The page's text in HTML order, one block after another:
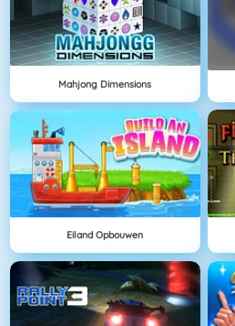
Mahjong Dimensions
Eiland Opbouwen